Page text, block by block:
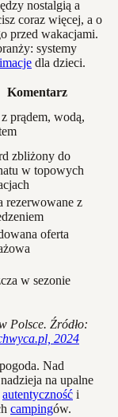
nostalgią a
coraz więcej, a o
przed wakacjami.
systemy
dla dzieci.
Komentarz
prądem, wodą,
zbliżony do
w topowych
rezerwowane z
oferta
w sezonie
Polsce. Źródło:
2024
Nad
na upalne
autentyczność i
campingów.